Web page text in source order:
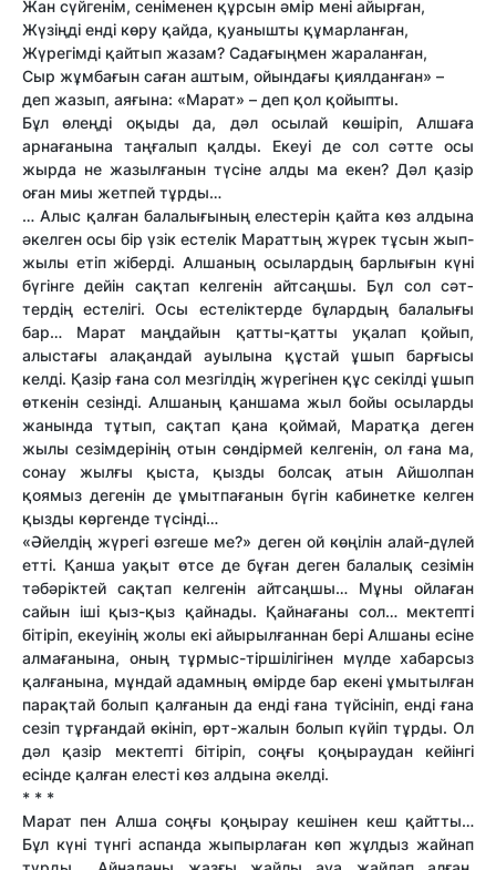
Жан сүйгенім, сеніменен құрсын әмір мені айырған,
Жүзіңді енді көру қайда, қуанышты құмарланған,
Жүрегімді қайтып жазам? Садағыңмен жараланған,
Сыр жұмбағын саған аштым, ойындағы қиялданған» –
деп жазып, аяғына: «Марат» – деп қол қойыпты.
Бұл өлеңді оқыды да, дәл осылай көшіріп, Алшаға
арнағанына таңғалып қалды. Екеуі де сол сәт­те осы
жырда не жазылғанын түсіне алды ма екен? Дәл қазір
оған миы жетпей тұрды…
… Алыс қалған балалығының елестерін қайта көз алдына
әкелген осы бір үзік естелік Марат­тың жүрек тұсын жып-
жылы етіп жіберді. Алшаның осылардың барлығын күні
бүгінге дейін сақтап келгенін айтсаңшы. Бұл сол сәт­
тердің естелігі. Осы естеліктерде бұлардың балалығы
бар… Марат маңдайын қат­ты-қат­ты уқалап қойып,
алыстағы алақандай ауылына құстай ұшып барғысы
келді. Қазір ғана сол мезгілдің жүрегінен құс секілді ұшып
өткенін сезінді. Алшаның қаншама жыл бойы осыларды
жанында тұтып, сақтап қана қоймай, Маратқа деген
жылы сезімдерінің отын сөндірмей келгенін, ол ғана ма,
сонау жылғы қыста, қызды болсақ атын Айшолпан
қоямыз дегенін де ұмытпағанын бүгін кабинетке келген
қызды көргенде түсінді…
«Әйелдің жүрегі өзгеше ме?» деген ой көңілін алай-дүлей
ет­ті. Қанша уақыт өтсе де бұған деген балалық сезімін
тәбәріктей сақтап келгенін айтсаңшы… Мұны ойлаған
сайын іші қыз-қыз қайнады. Қайнағаны сол… мектепті
бітіріп, екеуінің жолы екі айырылғаннан бері Алшаны есіне
алмағанына, оның тұрмыс-тіршілігінен мүлде хабарсыз
қалғанына, мұндай адамның өмірде бар екені ұмытылған
парақтай болып қалғанын да енді ғана түйсініп, енді ғана
сезіп тұрғандай өкініп, өрт-жалын болып күйіп тұрды. Ол
дәл қазір мектепті бітіріп, соңғы қоңыраудан кейінгі
есінде қалған елесті көз алдына әкелді.
* * *
Марат пен Алша соңғы қоңырау кешінен кеш қайт­ты…
Бұл күні түнгі аспанда жыпырлаған көп жұлдыз жайнап